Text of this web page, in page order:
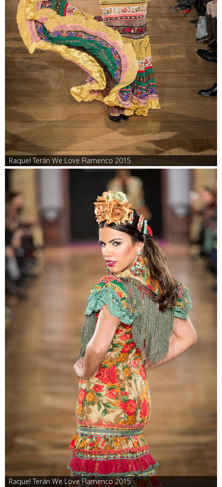
Raquel Terán We Love Flamenco 2015
Raquel Terán We Love Flamenco 2015